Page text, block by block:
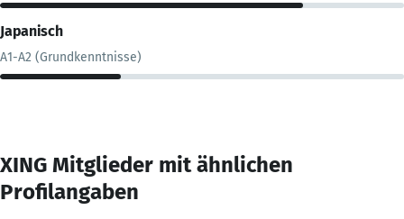
Japanisch
A1-A2 (Grundkenntnisse)
XING Mitglieder mit ähnlichen
Profilangaben